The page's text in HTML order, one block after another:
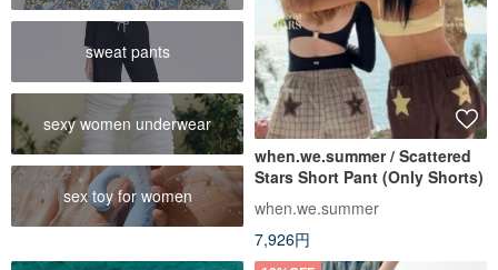
sweat pants
sexy women underwear
sex toy for women
when.we.summer / Scattered
Stars Short Pant (Only Shorts)
when.we.summer
7,926円